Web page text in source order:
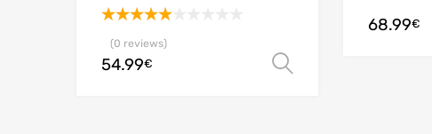
5.00su 5
(0 reviews)
54.99€
68.99€